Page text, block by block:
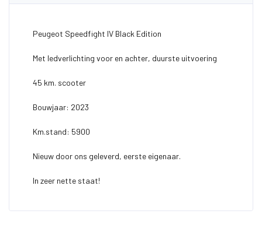
Peugeot Speedfight IV Black Edition
Met ledverlichting voor en achter, duurste uitvoering
45 km. scooter
Bouwjaar: 2023
Km.stand: 5900
Nieuw door ons geleverd, eerste eigenaar.
In zeer nette staat!